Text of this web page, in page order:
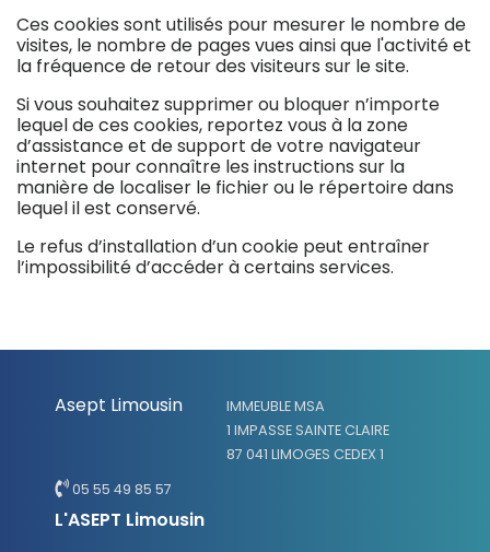
Ces cookies sont utilisés pour mesurer le nombre de
visites, le nombre de pages vues ainsi que l'activité et
la fréquence de retour des visiteurs sur le site.
Si vous souhaitez supprimer ou bloquer n’importe
lequel de ces cookies, reportez vous à la zone
d’assistance et de support de votre navigateur
internet pour connaître les instructions sur la
manière de localiser le fichier ou le répertoire dans
lequel il est conservé.
Le refus d’installation d’un cookie peut entraîner
l’impossibilité d’accéder à certains services.
Asept Limousin
IMMEUBLE MSA
1 IMPASSE SAINTE CLAIRE
87 041 LIMOGES CEDEX 1
05 55 49 85 57
L'ASEPT Limousin